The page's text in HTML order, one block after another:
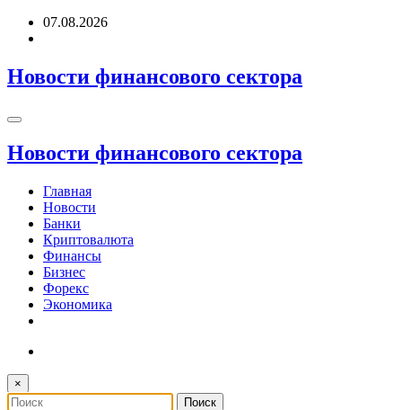
Перейти07.08.2026
Новости финансового сектора
Новости финансового сектора
Главная
Новости
Банки
Криптовалюта
Финансы
Бизнес
Форекс
Экономика
×